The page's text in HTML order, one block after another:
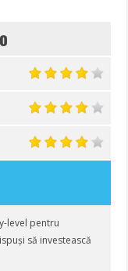
level pentru
să investească